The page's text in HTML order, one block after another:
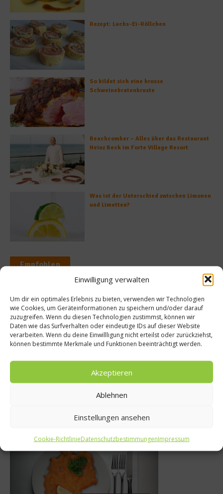
Einwilligung verwalten
Um dir ein optimales Erlebnis zu bieten, verwenden wir Technologien
wie Cookies, um Geräteinformationen zu speichern und/oder darauf
zuzugreifen. Wenn du diesen Technologien zustimmst, können wir
Daten wie das Surfverhalten oder eindeutige IDs auf dieser Website
verarbeiten. Wenn du deine Einwillligung nicht erteilst oder zurückziehst,
können bestimmte Merkmale und Funktionen beeinträchtigt werden.
Akzeptieren
Ablehnen
Einstellungen ansehen
Cookie-RichtlinieDatenschutzbestimmungenImpressum
Rezept: Lachs-Ei-Röllchen
So bildet sich eine krosse
Schweinebratenkruste
Beachcomber – Alles über das Restaurant
Heinz Beck im Forte Village Resort
Was ist der Unterschied zwischen Limonen
und Limetten?
Empfohlen
Agrilution:
Hoisin-
Rezepte
Rezept: Zoodles
Gemüse, Rührei
Was isst Deutschland